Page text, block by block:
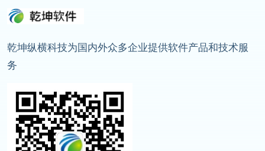
乾坤纵横科技为国内外众多企业提供软件产品和技术服
务